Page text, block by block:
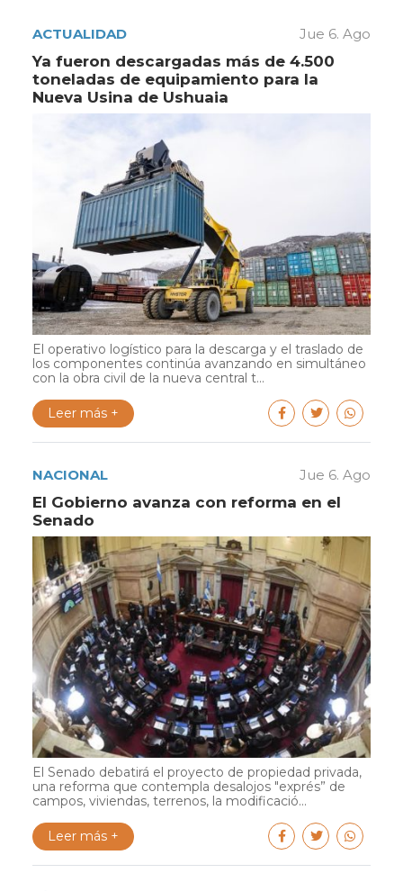
ACTUALIDAD Jue 6. Ago
Ya fueron descargadas más de 4.500
toneladas de equipamiento para la
Nueva Usina de Ushuaia
El operativo logístico para la descarga y el traslado de
los componentes continúa avanzando en simultáneo
con la obra civil de la nueva central t...
Leer más +
NACIONAL Jue 6. Ago
El Gobierno avanza con reforma en el
Senado
El Senado debatirá el proyecto de propiedad privada,
una reforma que contempla desalojos "exprés” de
campos, viviendas, terrenos, la modificació...
Leer más +